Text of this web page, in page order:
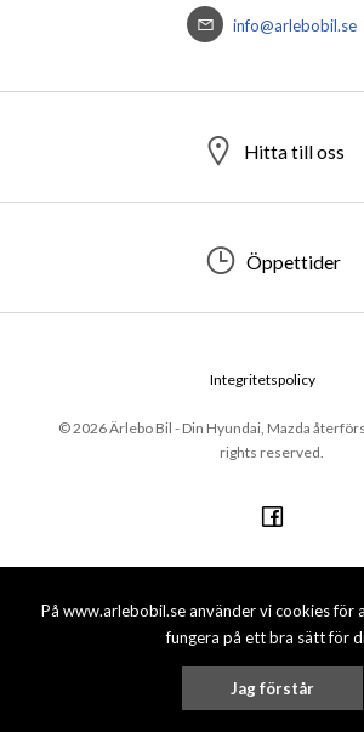
På www.arlebobil.se använder vi cookies för
fungera på ett bra sätt för
Jag förstår
info@arlebobil.se
Hitta till oss
Öppettider
© 2026 Ärlebo Bil - Din Hyundai, Mazda
rights reserved.
Integritetspolicy